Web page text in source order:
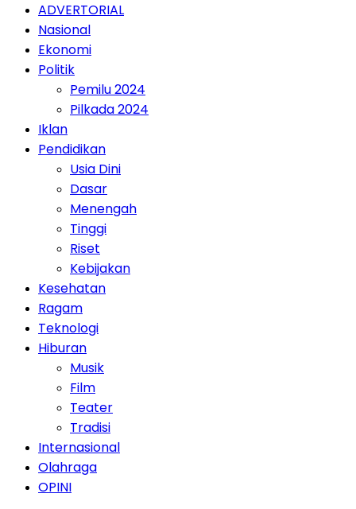
ADVERTORIAL
Nasional
Ekonomi
Politik
Pemilu 2024
Pilkada 2024
Iklan
Pendidikan
Usia Dini
Dasar
Menengah
Tinggi
Riset
Kebijakan
Kesehatan
Ragam
Teknologi
Hiburan
Musik
Film
Teater
Tradisi
Internasional
Olahraga
OPINI